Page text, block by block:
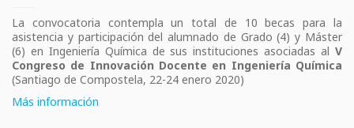
La convocatoria contempla un total de 10 becas para la
asistencia y participación del alumnado de Grado (4) y Máster
(6) en Ingeniería Química de sus instituciones asociadas al V
Congreso de Innovación Docente en Ingeniería Química
(Santiago de Compostela, 22-24 enero 2020)
Más información